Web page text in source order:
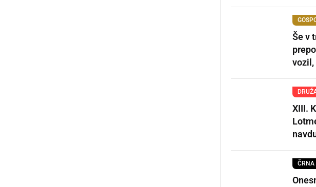
Še v
vozil,
XIII.
ČRNA